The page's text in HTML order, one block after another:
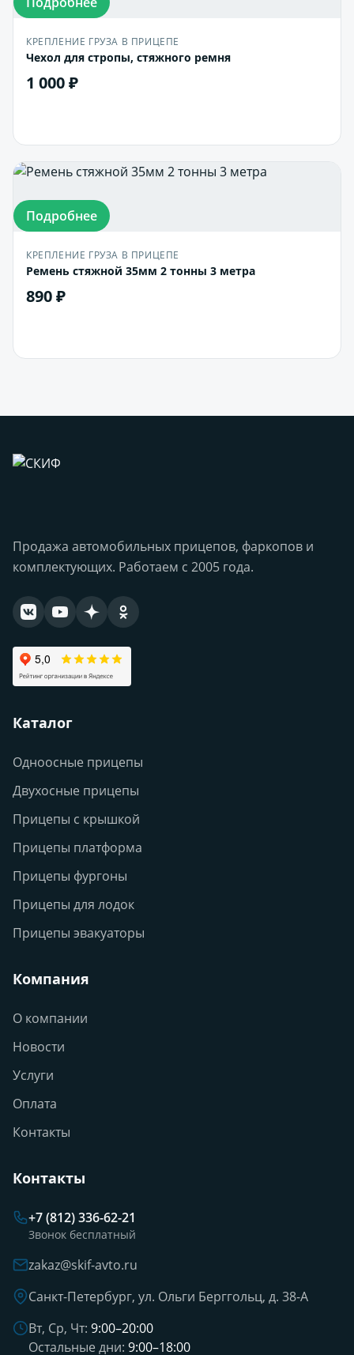
КРЕПЛЕНИЕ ГРУЗА В ПРИЦЕПЕ
Чехол для стропы, стяжного ремня
1 000 ₽
Подробнее
КРЕПЛЕНИЕ ГРУЗА В ПРИЦЕПЕ
Ремень стяжной 35мм 2 тонны 3 метра
890 ₽
Продажа автомобильных прицепов, фаркопов и
комплектующих. Работаем с 2005 года.
Каталог
Одноосные прицепы
Двухосные прицепы
Прицепы с крышкой
Прицепы платформа
Прицепы фургоны
Прицепы для лодок
Прицепы эвакуаторы
Компания
О компании
Новости
Услуги
Оплата
Контакты
Контакты
+7 (812) 336-62-21
Звонок бесплатный
zakaz@skif-avto.ru
Санкт-Петербург, ул. Ольги Берггольц, д. 38-А
Вт, Ср, Чт: 9:00–20:00
Остальные дни: 9:00–18:00